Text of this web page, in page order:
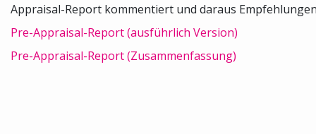
Appraisal-Report kommentiert und daraus
Pre-Appraisal-Report (ausführlich Version)
Pre-Appraisal-Report (Zusammenfassung)